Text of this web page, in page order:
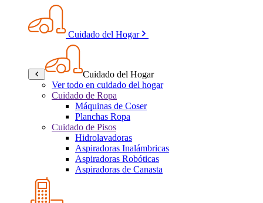
Cuidado del Hogar
Cuidado del Hogar
Ver todo en cuidado del hogar
Cuidado de Ropa
Máquinas de Coser
Planchas Ropa
Cuidado de Pisos
Hidrolavadoras
Aspiradoras Inalámbricas
Aspiradoras Robóticas
Aspiradoras de Canasta